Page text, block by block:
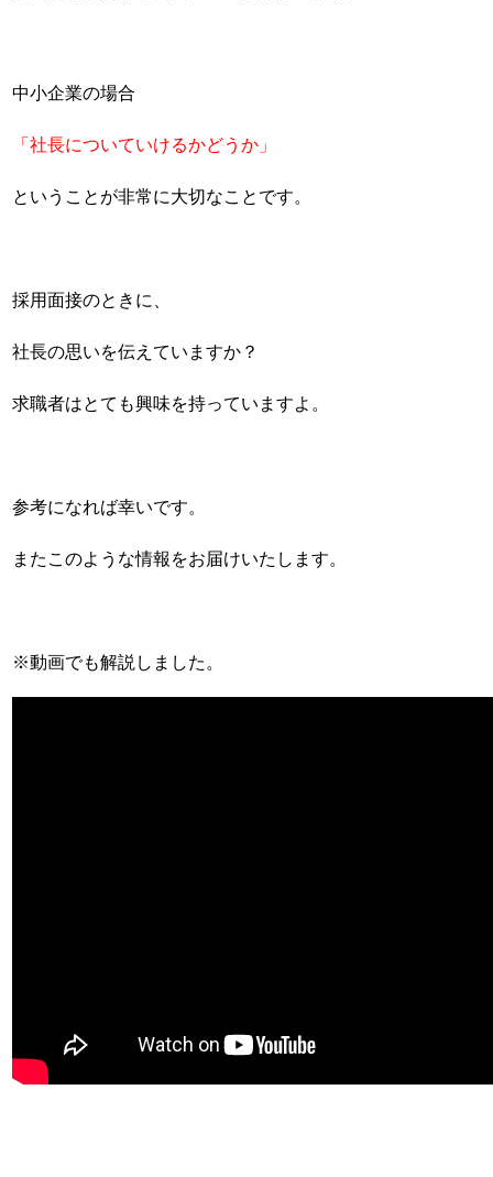
中小企業の場合
「社長についていけるかどうか」
ということが非常に大切なことです。
採用面接のときに、
社長の思いを伝えていますか？
求職者はとても興味を持っていますよ。
参考になれば幸いです。
またこのような情報をお届けいたします。
※動画でも解説しました。